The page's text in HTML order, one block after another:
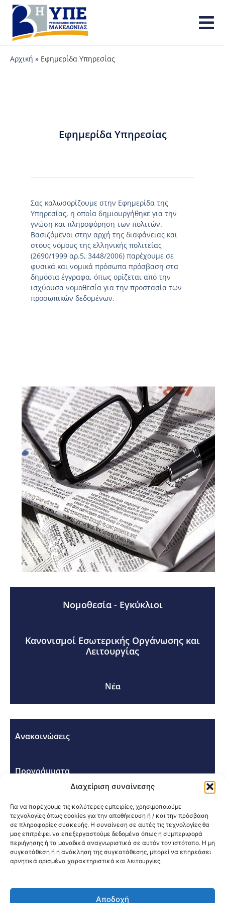
Διαχείριση συναίνεσης
Για να παρέχουμε τις καλύτερες εμπειρίες, χρησιμοποιούμε
τεχνολογίες όπως cookies για την αποθήκευση ή / και την πρόσβαση
σε πληροφορίες συσκευής. Η συναίνεση σε αυτές τις τεχνολογίες θα
μας επιτρέψει να επεξεργαστούμε δεδομένα όπως η συμπεριφορά
περιήγησης ή τα μοναδικά αναγνωριστικά σε αυτόν τον ιστότοπο. Η μη
συγκατάθεση ή η ανάκληση της συγκατάθεσης, μπορεί να επηρεάσει
αρνητικά ορισμένα χαρακτηριστικά και λειτουργίες.
Αποδοχή
Αρχική » Εφημερίδα Υπηρεσίας
Εφημερίδα Υπηρεσίας
Σας καλωσορίζουμε στην Εφημερίδα της
Υπηρεσίας, η οποία δημιουργήθηκε για την
γνώση και πληροφόρηση των πολιτών.
Βασιζόμενοι στην αρχή της διαφάνειας και
στους νόμους της ελληνικής πολιτείας
(2690/1999 αρ.5, 3448/2006) παρέχουμε σε
φυσικά και νομικά πρόσωπα πρόσβαση στα
δημόσια έγγραφα, όπως ορίζεται από την
ισχύουσα νομοθεσία για την προστασία των
προσωπικών δεδομένων.
Νομοθεσία - Εγκύκλιοι
Κανονισμοί Εσωτερικής Οργάνωσης και
Λειτουργίας
Νέα
Ανακοινώσεις
Προγράμματα
Σεμινάρια - Συνέδρια